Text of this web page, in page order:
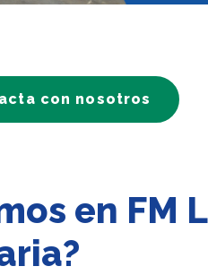
con nosotros
en FM